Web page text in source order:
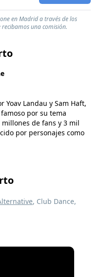
en Madrid a través de los
recibamos una comisión.
Yoav Landau y Sam Haft,
por su tema
millones de fans y 3 mil
por personajes como
, Club Dance,